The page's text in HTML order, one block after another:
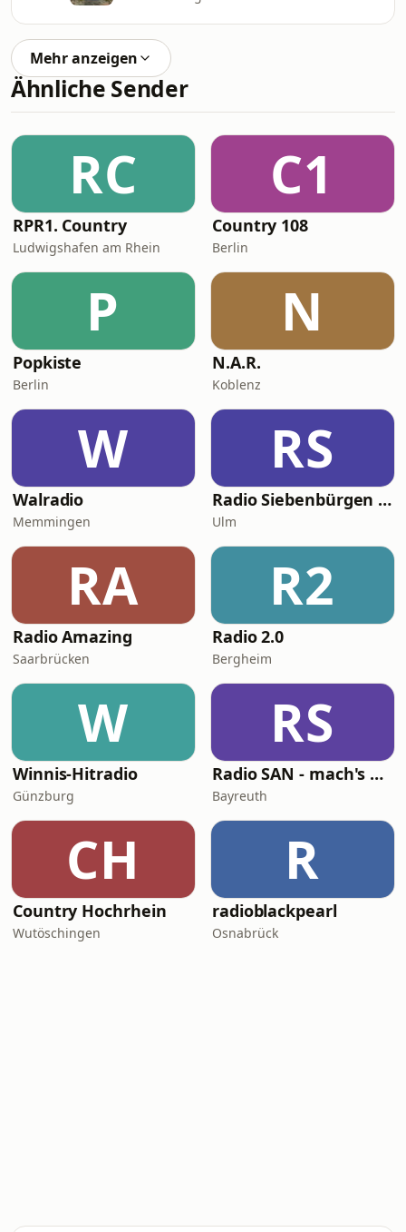
Mehr anzeigen
Ähnliche Sender
RC
RPR1. Country
Ludwigshafen am Rhein
C1
Country 108
Berlin
P
Popkiste
Berlin
N
N.A.R.
Koblenz
W
Walradio
Memmingen
RS
Radio Siebenbürgen Mundartkanal
Ulm
RA
Radio Amazing
Saarbrücken
R2
Radio 2.0
Bergheim
W
Winnis-Hitradio
Günzburg
RS
Radio SAN - mach's an!
Bayreuth
CH
Country Hochrhein
Wutöschingen
R
radioblackpearl
Osnabrück